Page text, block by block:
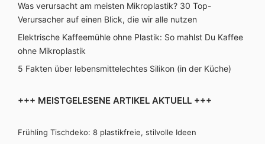
Was verursacht am meisten Mikroplastik? 30 Top-
Verursacher auf einen Blick, die wir alle nutzen
Elektrische Kaffeemühle ohne Plastik: So mahlst Du Kaffee
ohne Mikroplastik
5 Fakten über lebensmittelechtes Silikon (in der Küche)
+++ MEISTGELESENE ARTIKEL AKTUELL +++
Frühling Tischdeko: 8 plastikfreie, stilvolle Ideen